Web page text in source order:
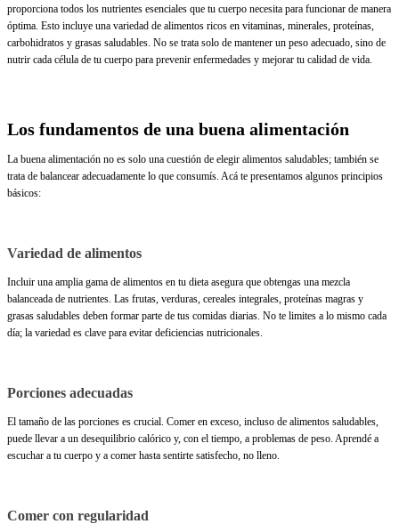
proporciona todos los nutrientes esenciales que tu cuerpo necesita para funcionar de manera
óptima. Esto incluye una variedad de alimentos ricos en vitaminas, minerales, proteínas,
carbohidratos y grasas saludables. No se trata solo de mantener un peso adecuado, sino de
nutrir cada célula de tu cuerpo para prevenir enfermedades y mejorar tu calidad de vida.
Los fundamentos de una buena alimentación
La buena alimentación no es solo una cuestión de elegir alimentos saludables; también se
trata de balancear adecuadamente lo que consumís. Acá te presentamos algunos principios
básicos:
Variedad de alimentos
Incluir una amplia gama de alimentos en tu dieta asegura que obtengas una mezcla
balanceada de nutrientes. Las frutas, verduras, cereales integrales, proteínas magras y
grasas saludables deben formar parte de tus comidas diarias. No te limites a lo mismo cada
día; la variedad es clave para evitar deficiencias nutricionales.
Porciones adecuadas
El tamaño de las porciones es crucial. Comer en exceso, incluso de alimentos saludables,
puede llevar a un desequilibrio calórico y, con el tiempo, a problemas de peso. Aprendé a
escuchar a tu cuerpo y a comer hasta sentirte satisfecho, no lleno.
Comer con regularidad